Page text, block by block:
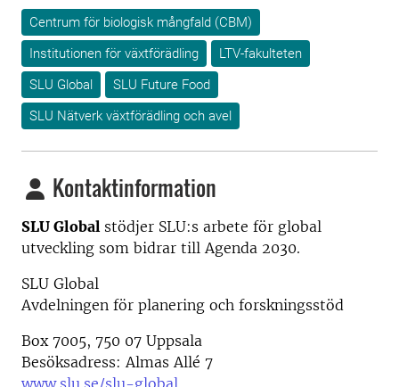
Centrum för biologisk mångfald (CBM)
Institutionen för växtförädling
LTV-fakulteten
SLU Global
SLU Future Food
SLU Nätverk växtförädling och avel
Kontaktinformation
SLU Global stödjer SLU:s arbete för global
utveckling som bidrar till Agenda 2030.
SLU Global
Avdelningen för planering och forskningsstöd
Box 7005, 750 07 Uppsala
Besöksadress: Almas Allé 7
www.slu.se/slu-global